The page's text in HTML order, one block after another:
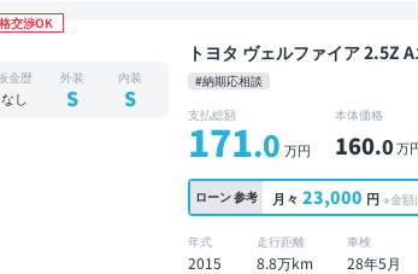
交渉OK
トヨタ ヴェルファイア 2.5Z Aエディション 美品 禁煙車 整備記録
スマートキー ETC バックモニ
#納期応相談
金歴
なし
外装
S
内装
S
支払総額
171.0 万円
本体価格
160.0万
ローン参考 月々 23,000 円 ※金額
年式
2015
走行距離
8.8万km
車検
28年5月